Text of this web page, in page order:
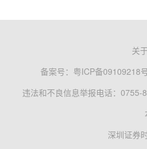
关
备案号： 粤ICP备09109218
违法和不良信息举报电话：0755-
深圳证券